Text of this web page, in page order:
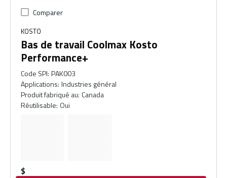
Comparer
KOSTO
Bas de travail Coolmax Kosto
Performance+
Code SPI: PAK003
Applications: Industries général
Produit fabriqué au: Canada
Réutilisable: Oui
$